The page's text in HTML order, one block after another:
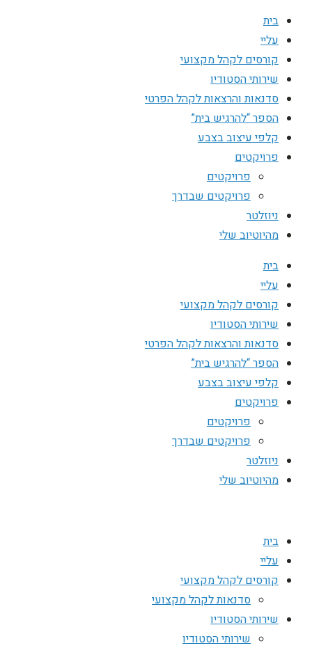
בית
עליי
קורסים לקהל מקצועי
שירותי הסטודיו
סדנאות והרצאות לקהל הפרטי
הספר “להרגיש בית”
קלפי עיצוב בצבע
פרויקטים
פרויקטים
פרויקטים שבדרך
ניוזלטר
מהיוטיוב שלי
בית
עליי
קורסים לקהל מקצועי
שירותי הסטודיו
סדנאות והרצאות לקהל הפרטי
הספר “להרגיש בית”
קלפי עיצוב בצבע
פרויקטים
פרויקטים
פרויקטים שבדרך
ניוזלטר
מהיוטיוב שלי
בית
עליי
קורסים לקהל מקצועי
סדנאות לקהל מקצועי
שירותי הסטודיו
שירותי הסטודיו